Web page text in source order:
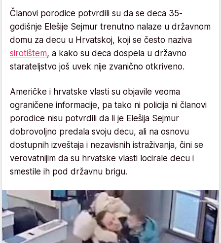
Članovi porodice potvrdili su da se deca 35-
godišnje Elešije Sejmur trenutno nalaze u državnom
domu za decu u Hrvatskoj, koji se često naziva
sirotištem, a kako su deca dospela u državno
starateljstvo još uvek nije zvanično otkriveno.
Američke i hrvatske vlasti su objavile veoma
ograničene informacije, pa tako ni policija ni članovi
porodice nisu potvrdili da li je Elešija Sejmur
dobrovoljno predala svoju decu, ali na osnovu
dostupnih izveštaja i nezavisnih istraživanja, čini se
verovatnijim da su hrvatske vlasti locirale decu i
smestile ih pod državnu brigu.